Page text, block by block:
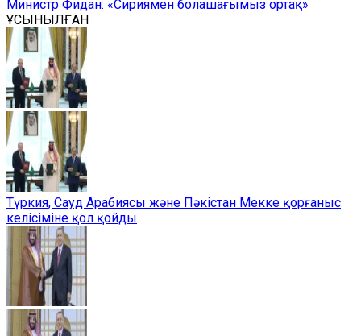
Министр Фидан: «Сириямен болашағымыз ортақ»
ҰСЫНЫЛҒАН
Түркия, Сауд Арабиясы және Пәкістан Мекке қорғаныс
келісіміне қол қойды